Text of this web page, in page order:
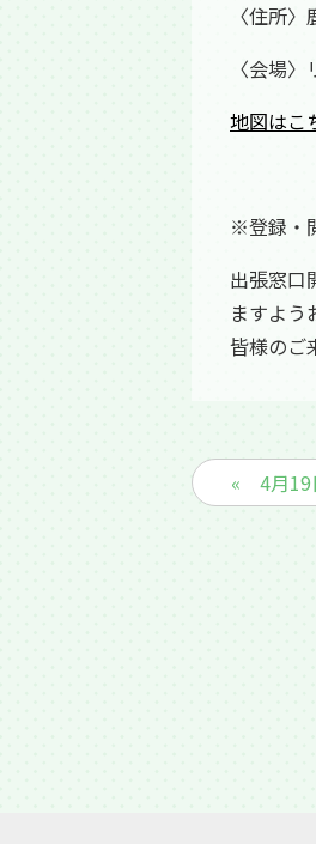
〈住所
〈会場
地図はこ
※登録・
出張窓口
ますよう
皆様のご
« 4月19